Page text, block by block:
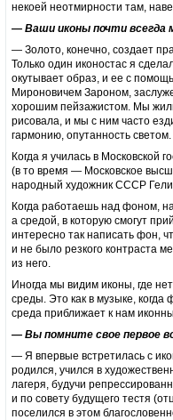
некоей неотмирности там,
— Ваши иконы почти
— Золото, конечно, создает
Только один иконостас я
окутывает образ, и ее с
Мироновичем Зароном,
хорошим пейзажистом. Мы
рисовала, и мы с ним часто
гармонию, опутан­ность светом.
Когда я училась в Московской
(в то время — Московское
народный художник СССР
Когда работаешь над фоном,
а средой, в которую смогут
интересно так написать фон,
и не было резкого контраста
из него.
Иногда мы видим иконы, где
среды. Это как в музыке,
среда приближает к нам
— Вы помните свое первое
— Я впервые встретилась с
родился, учился в
лагеря, будучи
и по совету будущего тестя
поселился в этом